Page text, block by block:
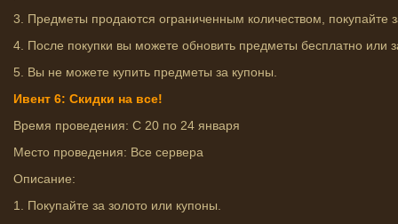
3. Предметы продаются ограниченным количеством, покупайте
4. После покупки вы можете обновить предметы бесплатно или
5. Вы не можете купить предметы за купоны.
Ивент 6: Скидки на все!
Время проведения: С 20 по 24 января
Место проведения: Все сервера
Описание:
1. Покупайте за золото или купоны.